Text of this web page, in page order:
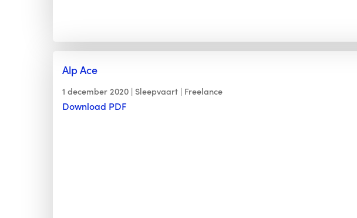
Alp Ace
1 december 2020 Sleepvaart Freelance
Download PDF